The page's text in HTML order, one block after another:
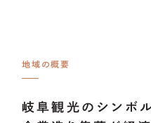
地域の概要
岐阜観光のシンボ